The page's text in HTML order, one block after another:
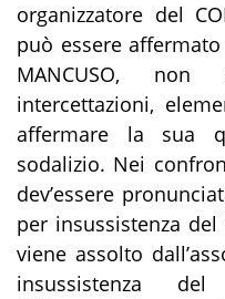
organizzatore del
può essere
MANCUSO, non
intercettazioni,
affermare la sua
sodalizio. Nei
dev’essere
per insussistenza del
viene assolto
insussistenza